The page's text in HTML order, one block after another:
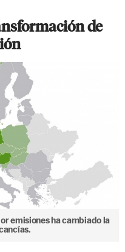
de
emisiones ha cambiado la